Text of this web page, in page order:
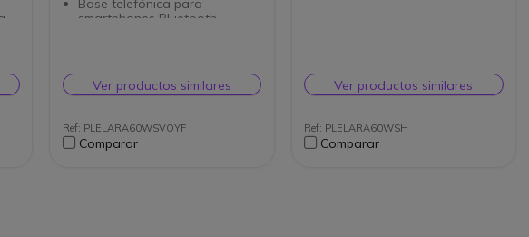
Base telefónica para
smartphones Bluetooth
auriculares
Cargador inalámbrico y con
vía Bluetooth
Optimizado Microsoft Teams
Ver productos similares
Ref: PLELARA60WSVOYF
Comparar
Ver productos similares
Ref: PLELARA60WSH
Comparar